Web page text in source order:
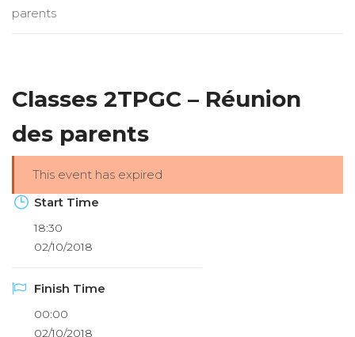
parents
Classes 2TPGC – Réunion
des parents
This event has expired
Start Time
18:30
02/10/2018
Finish Time
00:00
02/10/2018